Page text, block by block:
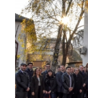
View
Larger
Image